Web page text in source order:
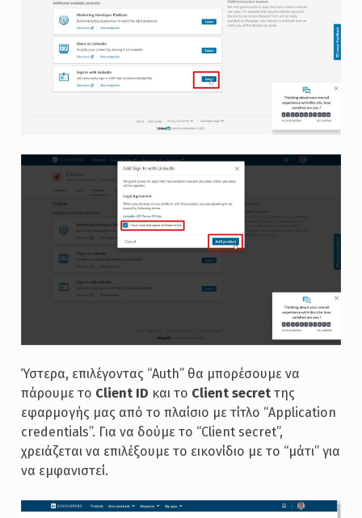
Ύστερα, επιλέγοντας “Auth” θα μπορέσουμε να
πάρουμε το Client ID και το Client secretτης
εφαρμογής μας από το πλαίσιο με τίτλο “Application
credentials”. Για να δούμε το “Client secret”,
χρειάζεται να επιλέξουμε το εικονίδιο με το “μάτι” για
να εμφανιστεί.